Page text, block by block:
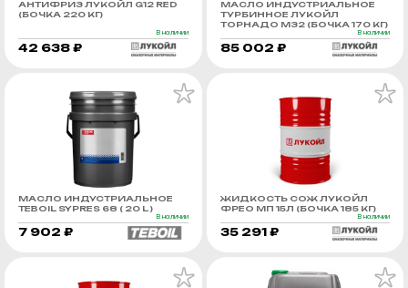
АНТИФРИЗ ЛУКОЙЛ G12 RED
(БОЧКА 220 КГ)
В наличии
42 638 ₽
МАСЛО ИНДУСТРИАЛЬНОЕ
ТУРБИННОЕ ЛУКОЙЛ
ТОРНАДО М32 (БОЧКА 170 КГ)
В наличии
85 002 ₽
МАСЛО ИНДУСТРИАЛЬНОЕ
TEBOIL SYPRES 68 ( 20 L )
В наличии
7 902 ₽
ЖИДКОСТЬ СОЖ ЛУКОЙЛ
ФРЕО МП 15Л (БОЧКА 185 КГ)
В наличии
35 291 ₽